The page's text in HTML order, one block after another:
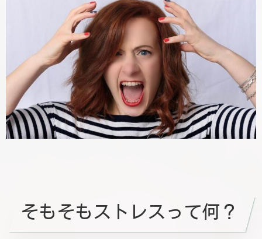
そもそもストレスって何？